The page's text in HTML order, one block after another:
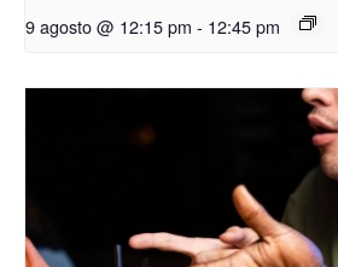
9 agosto @ 12:15 pm - 12:45 pm